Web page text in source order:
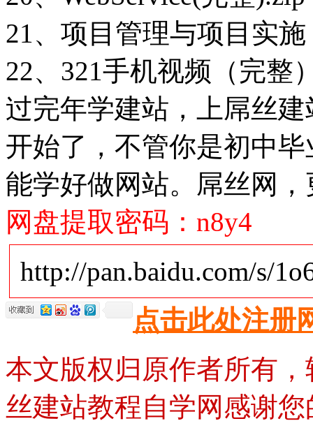
21、项目管理与项目实
22、321手机视频（完整
过完年学建站，上屌丝
开始了，不管你是初中
能学好做网站。屌丝网
网盘提取密码：n8y4
http://pan.baidu.com/s/
点击此处注册
本文版权归原作者所有
丝建站教程自学网感谢